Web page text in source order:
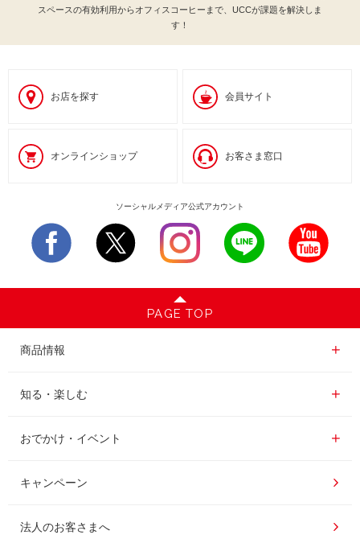
スペースの有効利用からオフィスコーヒーまで、UCCが課題を解決しま
す！
お店を探す 会員サイト
オンラインショップ お客さま窓口
ソーシャルメディア公式アカウント
PAGE TOP
商品情報
商品情報一覧
レギュラーコーヒー
インスタントコーヒー
ドリップポッド
知る・楽しむ
知る・楽しむ一覧
おいしいコーヒーの淹れ方
コーヒー百科
レシピ
おでかけ・イベント
おでかけ・イベント情報一覧
UCCコーヒー博物館
UCCコーヒーアカデミー
キャンペーン
法人のお客さまへ